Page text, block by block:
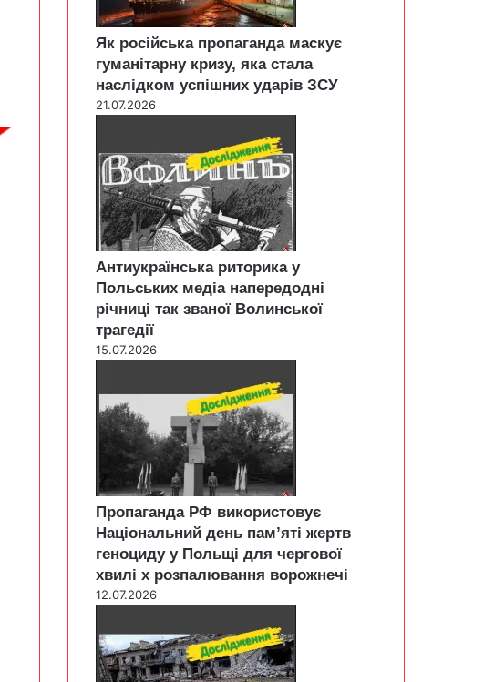
Як російська пропаганда маскує
гуманітарну кризу, яка стала
наслідком успішних ударів ЗСУ
21.07.2026
Антиукраїнська риторика у
Польських медіа напередодні
річниці так званої Волинської
трагедії
15.07.2026
Пропаганда РФ використовує
Національний день пам’яті жертв
геноциду у Польщі для чергової
хвилі х розпалювання ворожнечі
12.07.2026